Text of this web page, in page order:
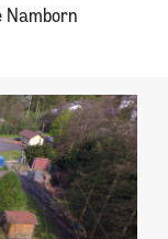
Namborn